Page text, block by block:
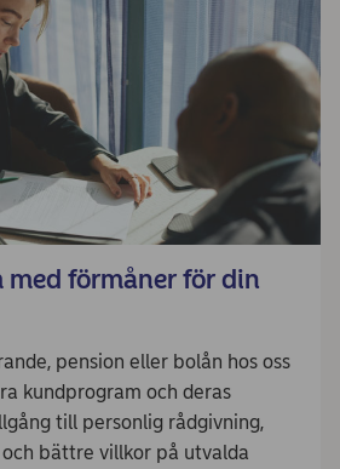
förmåner för din
pension eller bolån hos oss
kundprogram och deras
till personlig rådgivning,
bättre villkor på utvalda